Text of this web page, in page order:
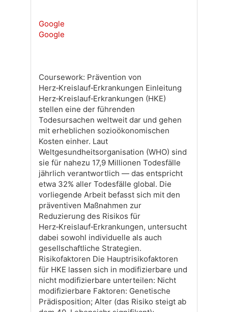
Google
Google
Coursework: Prävention von
Herz‑Kreislauf‑Erkrankungen Einleitung
Herz‑Kreislauf‑Erkrankungen (HKE)
stellen eine der führenden
Todesursachen weltweit dar und gehen
mit erheblichen sozioökonomischen
Kosten einher. Laut
Weltgesundheitsorganisation (WHO) sind
sie für nahezu 17,9 Millionen Todesfälle
jährlich verantwortlich — das entspricht
etwa 32% aller Todesfälle global. Die
vorliegende Arbeit befasst sich mit den
präventiven Maßnahmen zur
Reduzierung des Risikos für
Herz‑Kreislauf‑Erkrankungen, untersucht
dabei sowohl individuelle als auch
gesellschaftliche Strategien.
Risikofaktoren Die Hauptrisikofaktoren
für HKE lassen sich in modifizierbare und
nicht modifizierbare unterteilen: Nicht
modifizierbare Faktoren: Genetische
Prädisposition; Alter (das Risiko steigt ab